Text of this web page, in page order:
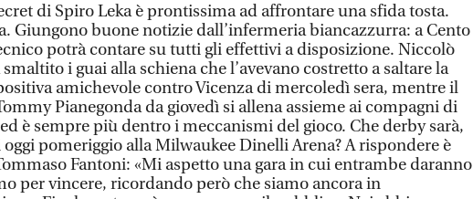
di Spiro Leka è prontissima ad affrontare una sfida tosta.
Giungono buone notizie dall’infermeria biancazzurra: a Cento
potrà contare su tutti gli effettivi a disposizione. Niccolò
i guai alla schiena che l’avevano costretto a saltare la
amichevole contro Vicenza di mercoledì sera, mentre il
Pianegonda da giovedì si allena assieme ai compagni di
è sempre più dentro i meccanismi del gioco. Che derby sarà,
pomeriggio alla Milwaukee Dinelli Arena? A rispondere è
Fantoni: «Mi aspetto una gara in cui entrambe daranno
per vincere, ricordando però che siamo ancora in